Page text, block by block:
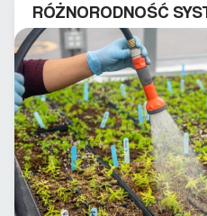
RÓŻNORODNOŚĆ